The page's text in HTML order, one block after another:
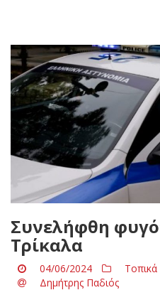
Συνελήφθη
Τρίκαλα
04/06/2024
Δημήτρης Παδιός